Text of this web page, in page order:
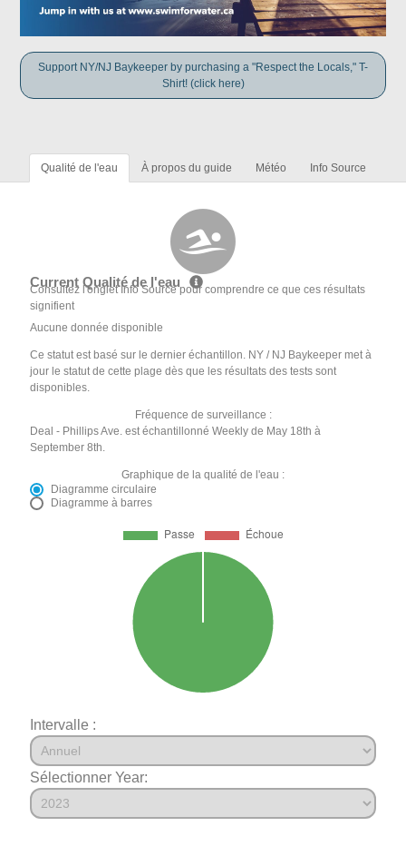
Support NY/NJ Baykeeper by purchasing a "Respect the Locals," T-
Shirt! (click here)
Qualité de l'eau À propos du guide Météo Info Source
Current Qualité de l'eau
Consultez l'onglet Info Source pour comprendre ce que ces résultats
signifient
Aucune donnée disponible
Ce statut est basé sur le dernier échantillon. NY / NJ Baykeeper met à
jour le statut de cette plage dès que les résultats des tests sont
disponibles.
Fréquence de surveillance :
Deal - Phillips Ave. est échantillonné Weekly de May 18th à
September 8th.
Graphique de la qualité de l'eau :
Diagramme circulaire
Diagramme à barres
Intervalle :
Sélectionner Year: